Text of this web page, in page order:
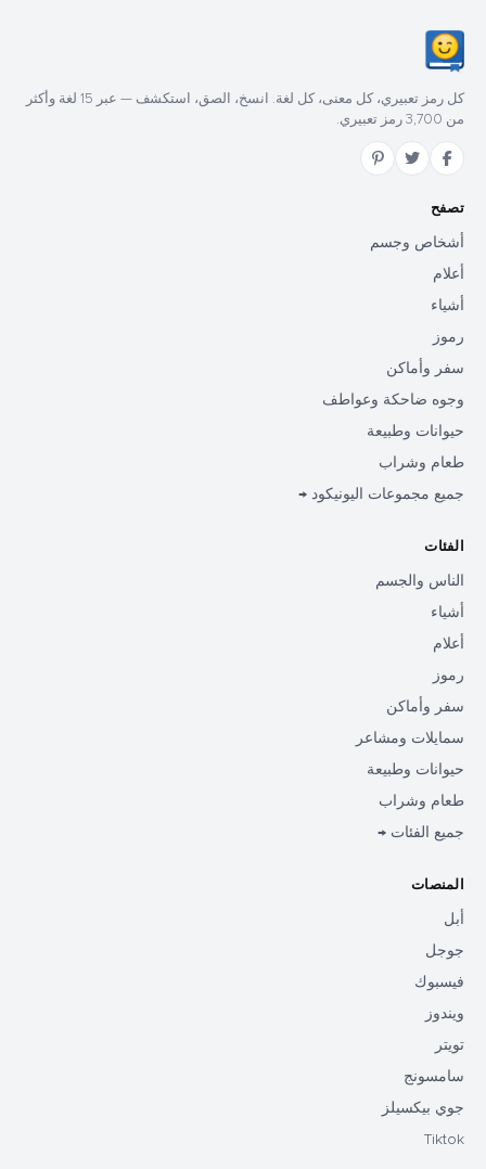
كل رمز تعبيري، كل معنى، كل لغة. انسخ، الصق، استكشف — عبر 15 لغة وأكثر
من 3,700 رمز تعبيري.
تصفح
أشخاص وجسم
أعلام
أشياء
رموز
سفر وأماكن
وجوه ضاحكة وعواطف
حيوانات وطبيعة
طعام وشراب
جميع مجموعات اليونيكود →
الفئات
الناس والجسم
أشياء
أعلام
رموز
سفر وأماكن
سمايلات ومشاعر
حيوانات وطبيعة
طعام وشراب
جميع الفئات →
المنصات
أبل
جوجل
فيسبوك
ويندوز
تويتر
سامسونج
جوي بيكسيلز
Tiktok